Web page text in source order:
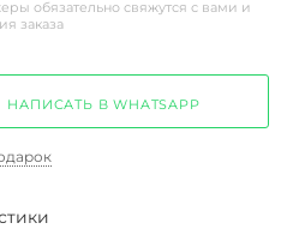
обязательно свяжутся с вами и
заказа
НАПИСАТЬ В WHATSAPP